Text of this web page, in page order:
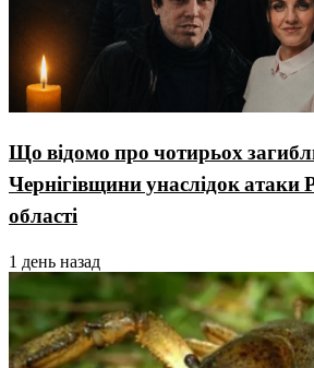
Що відомо про чотирьох
Чернігівщини унаслідок атаки
області
1 день назад